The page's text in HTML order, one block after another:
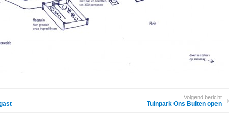
Volgend bericht
Tuinpark Ons Buiten open